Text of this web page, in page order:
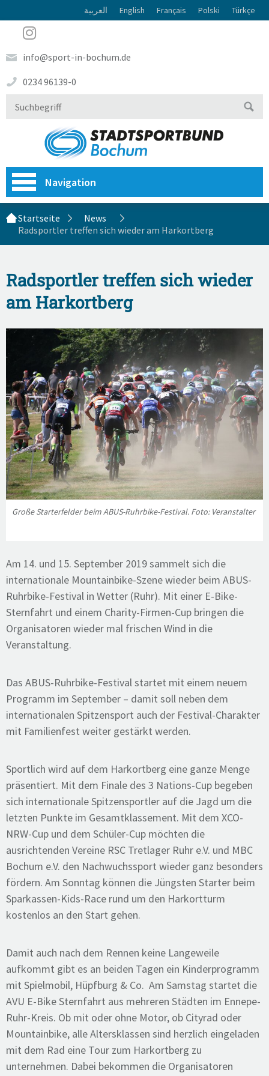
العربية English Français Polski Türkçe
info@sport-in-bochum.de
0234 96139-0
Navigation
Startseite
News
Radsportler treffen sich wieder am Harkortberg
Radsportler treffen sich wieder
am Harkortberg
Große Starterfelder beim ABUS-Ruhrbike-Festival. Foto: Veranstalter
Am 14. und 15. September 2019 sammelt sich die
internationale Mountainbike-Szene wieder beim ABUS-
Ruhrbike-Festival in Wetter (Ruhr). Mit einer E-Bike-
Sternfahrt und einem Charity-Firmen-Cup bringen die
Organisatoren wieder mal frischen Wind in die
Veranstaltung.
Das ABUS-Ruhrbike-Festival startet mit einem neuem
Programm im September – damit soll neben dem
internationalen Spitzensport auch der Festival-Charakter
mit Familienfest weiter gestärkt werden.
Sportlich wird auf dem Harkortberg eine ganze Menge
präsentiert. Mit dem Finale des 3 Nations-Cup begeben
sich internationale Spitzensportler auf die Jagd um die
letzten Punkte im Gesamtklassement. Mit dem XCO-
NRW-Cup und dem Schüler-Cup möchten die
ausrichtenden Vereine RSC Tretlager Ruhr e.V. und MBC
Bochum e.V. den Nachwuchssport wieder ganz besonders
fördern. Am Sonntag können die Jüngsten Starter beim
Sparkassen-Kids-Race rund um den Harkortturm
kostenlos an den Start gehen.
Damit auch nach dem Rennen keine Langeweile
aufkommt gibt es an beiden Tagen ein Kinderprogramm
mit Spielmobil, Hüpfburg & Co. Am Samstag startet die
AVU E-Bike Sternfahrt aus mehreren Städten im Ennepe-
Ruhr-Kreis. Ob mit oder ohne Motor, ob Cityrad oder
Mountainbike, alle Altersklassen sind herzlich eingeladen
mit dem Rad eine Tour zum Harkortberg zu
unternehmen. Dabei bekommen die Organisatoren